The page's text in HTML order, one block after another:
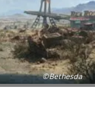
©Bethesda